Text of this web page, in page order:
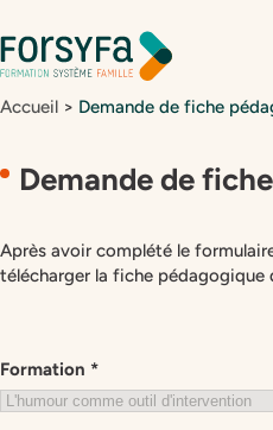
navigation
contenu
Accueil > Demande de fiche
Demande de
Après avoir complété le
télécharger la fiche pédagogique
[Formation]
–
Recevoir
Formation *